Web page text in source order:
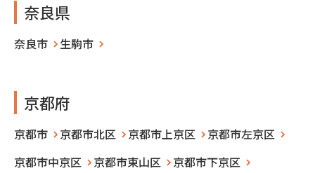
奈良県
奈良市 生駒市
京都府
京都市 京都市北区 京都市上京区
京都市左京区
京都市中京区
京都市東山区
京都市下京区